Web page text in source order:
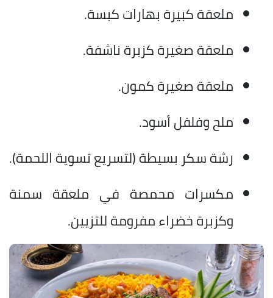
ملعقة كبيرة بهارات كبسة.
ملعقة صغيرة كزبرة ناشفة.
ملعقة صغيرة كمون.
ملح وفلفل أسود.
رشة سكر بسيطة (لتسريع تسوية اللحمة).
مكسرات محمصة في ملعقة سمنة
وكزبرة خضراء مفرومة للتزيين.